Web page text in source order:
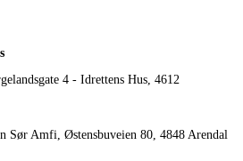
4 - Idrettens Hus, 4612
Sør Amfi, Østensbuveien 80, 4848 Arendal